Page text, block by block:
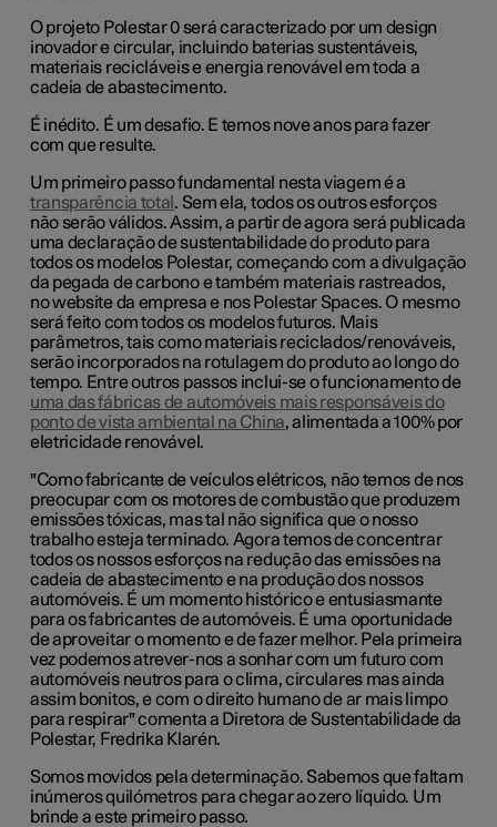
O projeto Polestar 0 será caracterizado por um design
inovador e circular, incluindo baterias sustentáveis,
materiais recicláveis e energia renovável em toda a
cadeia de abastecimento.
É inédito. É um desafio. E temos nove anos para fazer
com que resulte.
Um primeiro passo fundamental nesta viagem é a
transparência total. Sem ela, todos os outros esforços
não serão válidos. Assim, a partir de agora será publicada
uma declaração de sustentabilidade do produto para
todos os modelos Polestar, começando com a divulgação
da pegada de carbono e também materiais rastreados,
no website da empresa e nos Polestar Spaces. O mesmo
será feito com todos os modelos futuros. Mais
parâmetros, tais como materiais reciclados/renováveis,
serão incorporados na rotulagem do produto ao longo do
tempo. Entre outros passos inclui-se ofuncionamento de
uma das fábricas de automóveis mais responsáveis do
ponto de vista ambiental na China,alimentada a 100% por
eletricidade renovável.
"Como fabricante de veículos elétricos, não temos de nos
preocupar com os motores de combustão que produzem
emissões tóxicas, mas tal não significa que o nosso
trabalho esteja terminado. Agora temos de concentrar
todos os nossos esforços na redução das emissões na
cadeia de abastecimento e na produção dos nossos
automóveis. É um momento histórico e entusiasmante
para os fabricantes de automóveis. É uma oportunidade
de aproveitar o momento e de fazer melhor. Pela primeira
vez podemos atrever-nos a sonhar com um futuro com
automóveis neutros para o clima, circulares mas ainda
assim bonitos, e com o direito humano de ar mais limpo
para respirar" comenta a Diretora de Sustentabilidade da
Polestar, Fredrika Klarén.
Somos movidos pela determinação. Sabemos que faltam
inúmeros quilómetros para chegar ao zero líquido. Um
brinde a este primeiro passo.